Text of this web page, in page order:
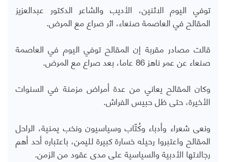
توفي اليوم الاثنين، الأديب والشاعر الدكتور عبدالعزيز
المقالح في العاصمة صنعاء، اثر صراع مع المرض.
قالت مصادر مقربة إن المقالح توفي اليوم في العاصمة
صنعاء عن عمر ناهز 86 عاما، بعد صراع مع المرض.
وكان المقالح يعاني من عدة أمراض مزمنة في السنوات
الأخيرة، حتى ظل حبيس الفراش.
ونعى شعراء وأدباء وكُتّاب وسياسيون ونخب يمنية، الراحل
المقالح واعتبروا رحيله خسارة كبيرة لليمن، باعتباره أحد أهم
رجالاتها الأدبية والسياسية على مدى عقود من الزمن.